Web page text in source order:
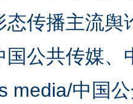
态传播主流
国公共传媒
media/中国